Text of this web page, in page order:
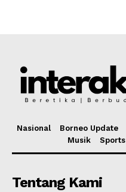
Nasional Borneo Update
Musik
Sports
Tentang Kami